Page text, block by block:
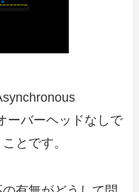
ーバーヘッドなしで
とです。